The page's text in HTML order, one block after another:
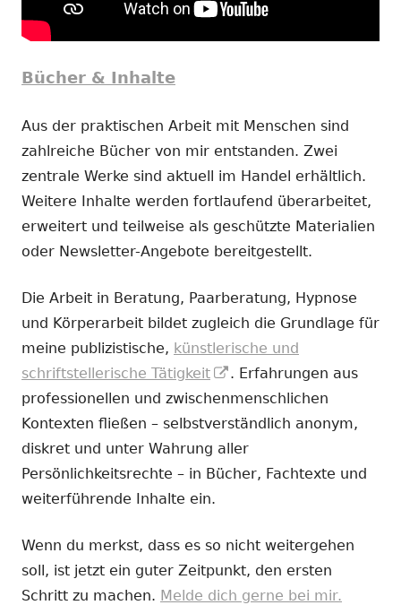
Bücher & Inhalte
Aus der praktischen Arbeit mit Menschen sind
zahlreiche Bücher von mir entstanden. Zwei
zentrale Werke sind aktuell im Handel erhältlich.
Weitere Inhalte werden fortlaufend überarbeitet,
erweitert und teilweise als geschützte Materialien
oder Newsletter-Angebote bereitgestellt.
Die Arbeit in Beratung, Paarberatung, Hypnose
und Körperarbeit bildet zugleich die Grundlage für
meine publizistische, künstlerische und
schriftstellerische Tätigkeit
In
neuem
Fenster
öffnen
. Erfahrungen aus
professionellen und zwischenmenschlichen
Kontexten fließen – selbstverständlich anonym,
diskret und unter Wahrung aller
Persönlichkeitsrechte – in Bücher, Fachtexte und
weiterführende Inhalte ein.
Wenn du merkst, dass es so nicht weitergehen
soll, ist jetzt ein guter Zeitpunkt, den ersten
Schritt zu machen. Melde dich gerne bei mir.